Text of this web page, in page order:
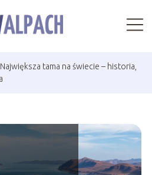
Największa tama na świecie – historia,